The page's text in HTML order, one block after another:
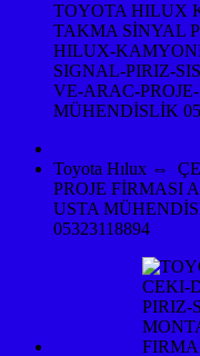
TOYOTA HILUX
TAKMA SİNYAL
HILUX-
SIGNAL-PIRIZ-
VE-ARAC-
MÜHENDİSLİK
Toyota Hılux ⇔
PROJE FİRMASI
USTA
05323118894